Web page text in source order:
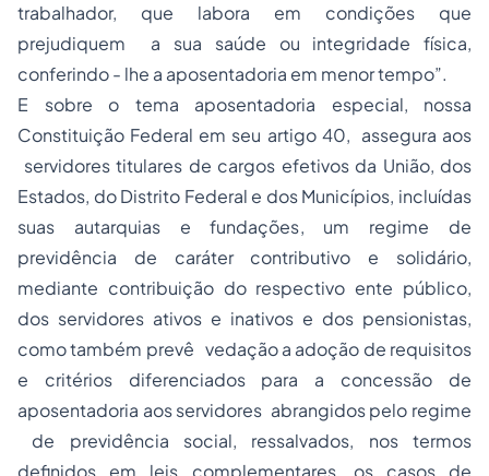
trabalhador, que labora em condições que
prejudiquem a sua saúde ou integridade física,
conferindo - lhe a aposentadoria em menor tempo”.
E sobre o tema aposentadoria especial, nossa
Constituição Federal em seu artigo 40, assegura aos
servidores titulares de cargos efetivos da União, dos
Estados, do Distrito Federal e dos Municípios, incluídas
suas autarquias e fundações, um regime de
previdência de caráter contributivo e solidário,
mediante contribuição do respectivo ente público,
dos servidores ativos e inativos e dos pensionistas,
como também prevê vedação a adoção de requisitos
e critérios diferenciados para a concessão de
aposentadoria aos servidores abrangidos pelo regime
de previdência social, ressalvados, nos termos
definidos em leis complementares, os casos de